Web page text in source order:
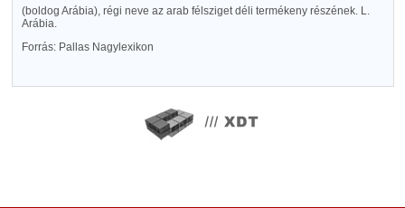
(boldog Arábia), régi neve az arab félsziget déli termékeny részének. L.
Arábia.
Forrás: Pallas Nagylexikon